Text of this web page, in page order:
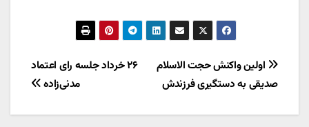
راهبری
نوشته
۲۶ خرداد جلسه رای اعتماد
مدنی‌زاده
اولین واکنش حجت الاسلام
صدیقی به دستگیری فرزندش